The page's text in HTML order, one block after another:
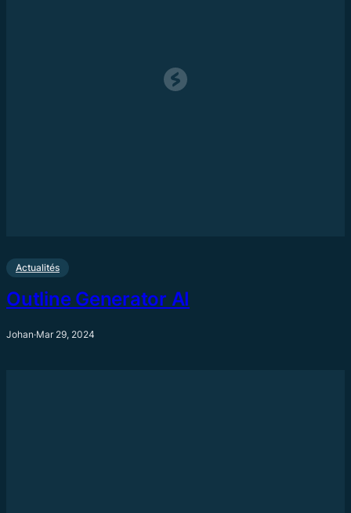
Actualités
Outline Generator AI
Johan·Mar 29, 2024